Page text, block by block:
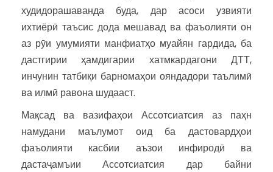
худидорашаванда буда, дар асоси узвияти
ихтиёрӣ таъсис дода мешавад ва фаъолияти он
аз рӯи умумияти манфиатҳо муайян гардида, ба
дастгирии ҳамдигарии хатмкардагони ДТТ,
инчунин татбиқи барномаҳои ояндадори таълимӣ
ва илмӣ равона шудааст.
Мақсад ва вазифаҳои Ассотсиатсия аз паҳн
намудани маълумот оид ба дастовардҳои
фаъолияти касбии аъзои инфиродӣ ва
дастаҷамъии Ассотсиатсия дар байни